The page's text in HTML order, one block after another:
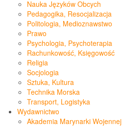
Nauka Języków Obcych
Pedagogika, Resocjalizacja
Politologia, Medioznawstwo
Prawo
Psychologia, Psychoterapia
Rachunkowość, Księgowość
Religia
Socjologia
Sztuka, Kultura
Technika Morska
Transport, Logistyka
Wydawnictwo
Akademia Marynarki Wojennej